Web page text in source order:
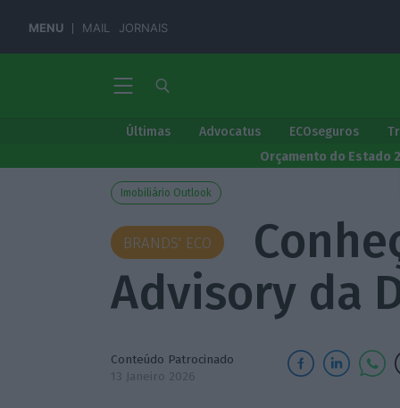
MENU MAIL JORNAIS
Últimas Advocatus ECOseguros
Orçamento do Estado
Imobiliário Outlook
BRANDS' ECO
Advisory da
Conteúdo Patrocinado
13 Janeiro 2026